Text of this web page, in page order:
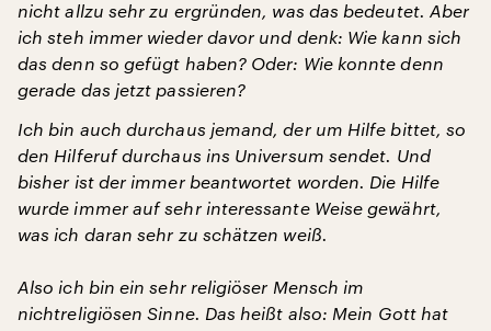
nicht allzu sehr zu ergründen, was das bedeutet. Aber
ich steh immer wieder davor und denk: Wie kann sich
das denn so gefügt haben? Oder: Wie konnte denn
gerade das jetzt passieren?
Ich bin auch durchaus jemand, der um Hilfe bittet, so
den Hilferuf durchaus ins Universum sendet. Und
bisher ist der immer beantwortet worden. Die Hilfe
wurde immer auf sehr interessante Weise gewährt,
was ich daran sehr zu schätzen weiß.
Also ich bin ein sehr religiöser Mensch im
nichtreligiösen Sinne. Das heißt also: Mein Gott hat